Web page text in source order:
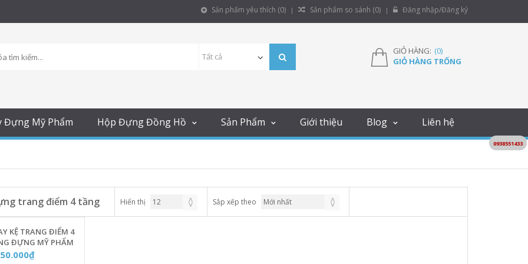
Sản phẩm yêu thích (0) Sản phẩm so sánh (0) Đăng nhập/Đăng ký
GIỎ HÀNG: (0)
GIỎ HÀNG TRỐNG
Đựng Mỹ Phẩm Hộp Đựng Đồng Hồ Sản Phẩm Giới thiệu Blog Liên hệ
trang điểm 4 tầng Hiển thị Sắp xếp theo
KỆ TRANG ĐIỂM 4
ĐỰNG MỸ PHẨM
SANG TRỌNG
0938551433